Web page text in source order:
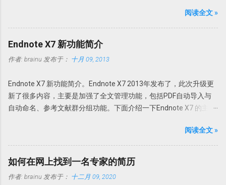
体积，最快最可靠的性能为用户创建世界最佳的 PDF 全能软件。它
采用领先的优化和压缩技术、高级内存管理支持对 PDF 进行查看、
创建、转换为 Office 文档、添加编辑或修改、提取 PDF 图像、文
本、为 PDF 文档添加水印、直接扫描到 PDF 等全能操作。 本版特点
1. 绿色便携，无需安装，解压即可使用； 中文界面； 特别版，可选
用方法 PDFX_Vwr_Port 压缩文件中为主程序，解压到一个目录中。
建议不要直接解压到根目录或者解压到当前文件夹，建议解压到一
个特定文件夹，如 PDFXCview。此时是免费版，有一定广告，功能
文件中为 OCR 识别文件，解压到 PDF-XChange Viewer 的目录文件
即可使用文字识别。
Howsci.com_PDFXChange_Viewer_PRO_Crack 压缩文件中是破解
论据，根据自己操作系统的不同，复制 X86 或者 X64 文件夹内的文
阅读全文 »
Endnote X7 新功能简介
作者: brainu 发布于： 十月 09, 2013
Endnote X7 新功能简介。Endnote X7 2013年发布了，此次升级更
新了很多内容，主要是加强了全文管理功能，包括PDF自动导入与
自动命名、参考文献群分组功能。下面介绍一下Endnote X7 的主要
File-Import-File或Fold功能导入文献或者目录。此次Endnote X7的
PDF自动导入更省事。可以为Endnote X7指定一个文件夹，只要该
文件夹的新的PDF下载，Endnote X7就可以自动导入，完全不用人
干预。省事吧！连手动导入都省了。 具体设置 进入
Edit→Preferences-PDF Handling，选择Enable automatic
阅读全文 »
如何在网上找到一名专家的简历
作者: brainu 发布于： 十二月 09, 2020